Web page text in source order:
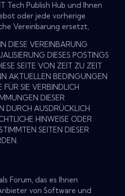
Tech Publish Hub und Ihnen
oder jede vorherige
Vereinbarung ersetzt,
DIESE VEREINBARUNG
DIESES POSTINGS
SEITE VON ZEIT ZU ZEIT
AKTUELLEN BEDINGUNGEN
FÜR SIE VERBINDLICH
DIESER
DURCH AUSDRÜCKLICH
HINWEISE ODER
SEITEN DIESER
Forum, das es Ihnen
von Software und